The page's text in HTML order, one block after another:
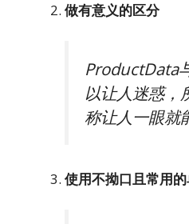
做有意义的区分
ProductData
以让人迷惑，
称让人一眼就
使用不拗口且常用